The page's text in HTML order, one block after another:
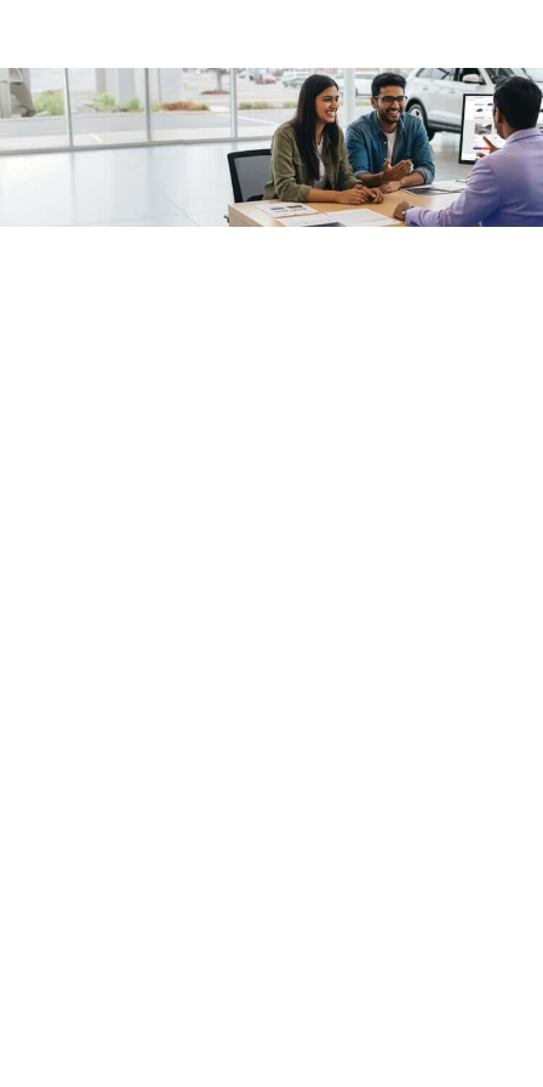
/fragments/plp-details